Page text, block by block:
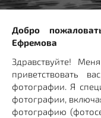
Добро
Ефремова
Здравствуйте!
приветствовать
фотографии. Я
фотографии,
фотографию